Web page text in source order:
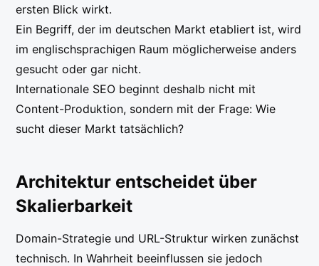
ersten Blick wirkt.
Ein Begriff, der im deutschen Markt etabliert ist, wird
im englischsprachigen Raum möglicherweise anders
gesucht oder gar nicht.
Internationale SEO beginnt deshalb nicht mit
Content-Produktion, sondern mit der Frage: Wie
sucht dieser Markt tatsächlich?
Architektur entscheidet über
Skalierbarkeit
Domain-Strategie und URL-Struktur wirken zunächst
technisch. In Wahrheit beeinflussen sie jedoch